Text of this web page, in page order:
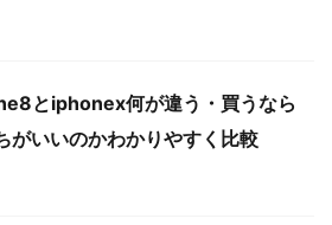
とiphonex何が違う・買うなら
がいいのかわかりやすく比較